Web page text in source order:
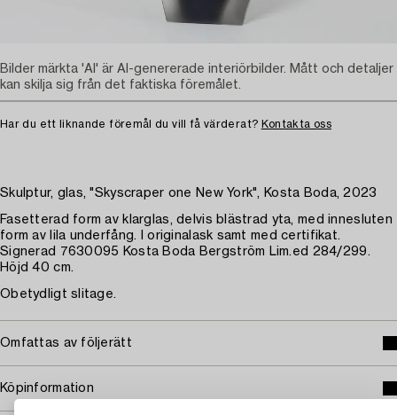
Har du ett liknande föremål du vill få värderat? Kontakta oss
Skulptur, glas, "Skyscraper one New York", Kosta Boda, 2023
Fasetterad form av klarglas, delvis blästrad yta, med innesluten
form av lila underfång. I originalask samt med certifikat.
Signerad 7630095 Kosta Boda Bergström Lim.ed 284/299.
Höjd 40 cm.
Obetydligt slitage.
Omfattas av följerätt
Köpinformation
Bilder märkta 'AI' är AI-genererade interiörbilder. Mått och detaljer
kan skilja sig från det faktiska föremålet.